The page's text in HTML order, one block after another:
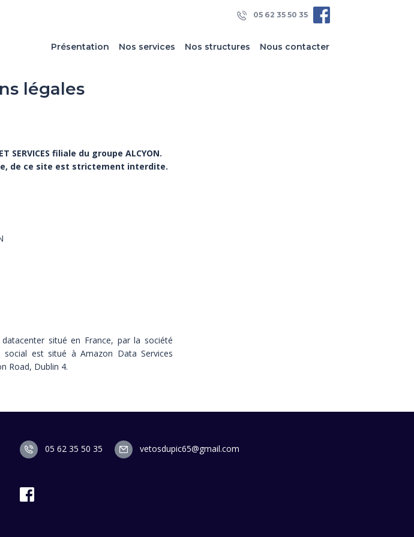
Présentation Nos services Nos structures Nous contacter
05 62 35 50 35
légales
filiale du groupe ALCYON.
de ce site est strictement interdite.
situé en France, par la société
est situé à Amazon Data Services
Road, Dublin 4.
05 62 35 50 35 vetosdupic65@gmail.com